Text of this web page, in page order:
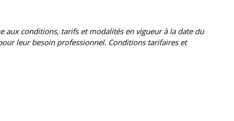
aux conditions, tarifs et modalités en vigueur à la date du
leur besoin professionnel. Conditions tarifaires et